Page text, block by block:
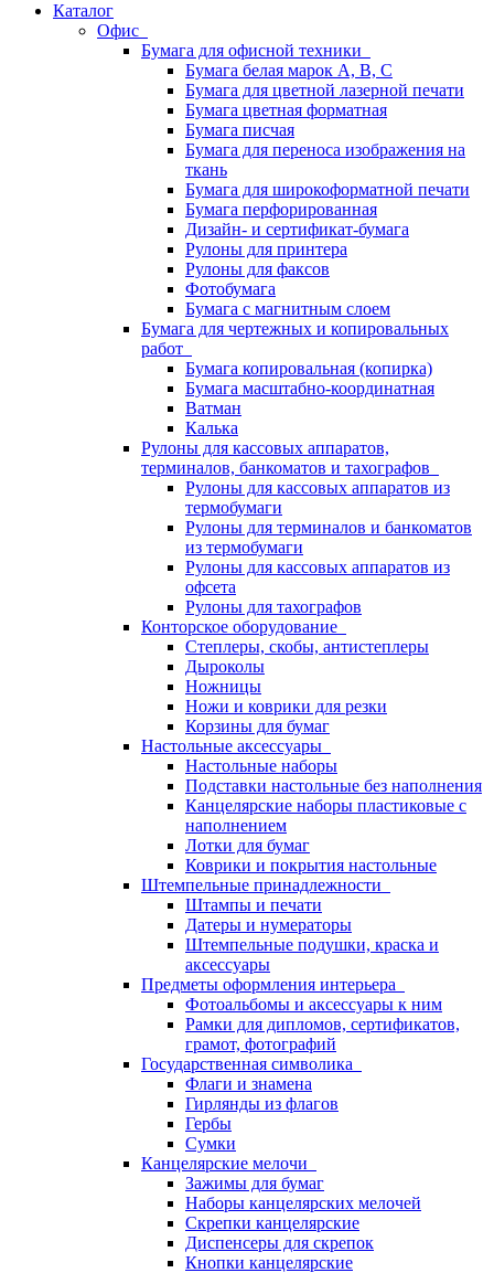
Каталог
Офис
Бумага для офисной техники
Бумага белая марок А, В, С
Бумага для цветной лазерной печати
Бумага цветная форматная
Бумага писчая
Бумага для переноса изображения на
ткань
Бумага для широкоформатной печати
Бумага перфорированная
Дизайн- и сертификат-бумага
Рулоны для принтера
Рулоны для факсов
Фотобумага
Бумага с магнитным слоем
Бумага для чертежных и копировальных
работ
Бумага копировальная (копирка)
Бумага масштабно-координатная
Ватман
Калька
Рулоны для кассовых аппаратов,
терминалов, банкоматов и тахографов
Рулоны для кассовых аппаратов из
термобумаги
Рулоны для терминалов и банкоматов
из термобумаги
Рулоны для кассовых аппаратов из
офсета
Рулоны для тахографов
Конторское оборудование
Степлеры, скобы, антистеплеры
Дыроколы
Ножницы
Ножи и коврики для резки
Корзины для бумаг
Настольные аксессуары
Настольные наборы
Подставки настольные без наполнения
Канцелярские наборы пластиковые с
наполнением
Лотки для бумаг
Коврики и покрытия настольные
Штемпельные принадлежности
Штампы и печати
Датеры и нумераторы
Штемпельные подушки, краска и
аксессуары
Предметы оформления интерьера
Фотоальбомы и аксессуары к ним
Рамки для дипломов, сертификатов,
грамот, фотографий
Государственная символика
Флаги и знамена
Гирлянды из флагов
Гербы
Сумки
Канцелярские мелочи
Зажимы для бумаг
Наборы канцелярских мелочей
Скрепки канцелярские
Диспенсеры для скрепок
Кнопки канцелярские